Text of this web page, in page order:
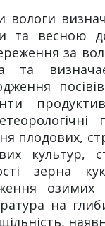
вологи
та весною
за
та
плодових,
культур,
зерна
озимих
на
щільність,